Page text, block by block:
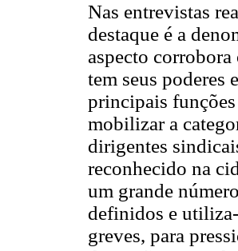
Nas entrevistas
destaque é a
aspecto
tem seus poderes
principais
mobilizar a
dirigentes
reconhecido na
um grande
definidos e
greves, para